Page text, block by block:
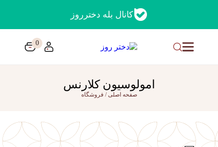
کانال بله دخترروز
0
امولوسیون کلارنس
صفحه اصلی/ فروشگاه